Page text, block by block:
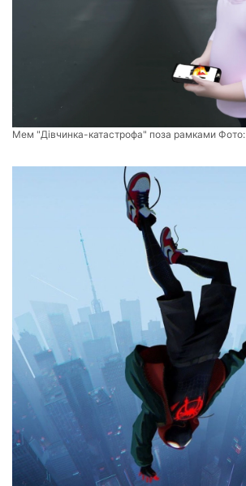
Мем "Дівчинка-катастрофа" поза рамками Фото: